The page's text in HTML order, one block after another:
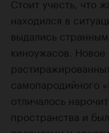
находился в
выдались
киноужасов.
самопародийного
отличалось
пространства и